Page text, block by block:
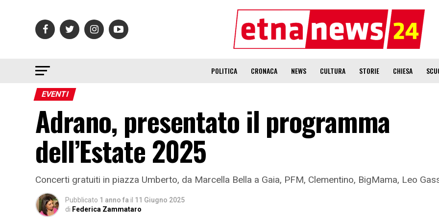
POLITICA CRONACA NEWS CULTURA STORIE CHIESA
EVENTI
Adrano, presentato il programma
dell’Estate 2025
Concerti gratuiti in piazza Umberto, da Marcella Bella a Gaia, PFM, Clementino, BigMama, Leo
Pubblicato 1 anno fa il 11 Giugno 2025
di Federica Zammataro